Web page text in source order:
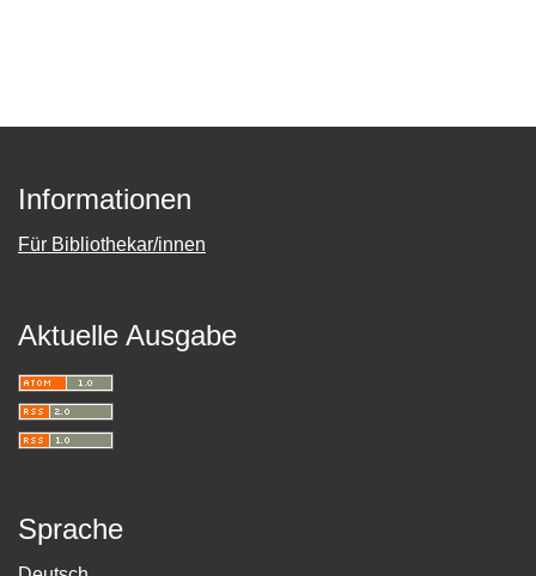
Informationen
Für Bibliothekar/innen
Aktuelle Ausgabe
Sprache